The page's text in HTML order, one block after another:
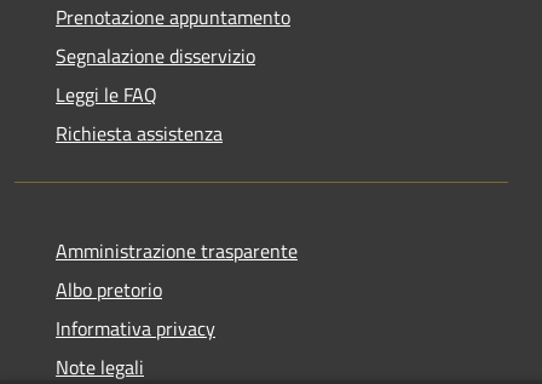
Prenotazione appuntamento
Segnalazione disservizio
Leggi le FAQ
Richiesta assistenza
Amministrazione trasparente
Albo pretorio
Informativa privacy
Note legali